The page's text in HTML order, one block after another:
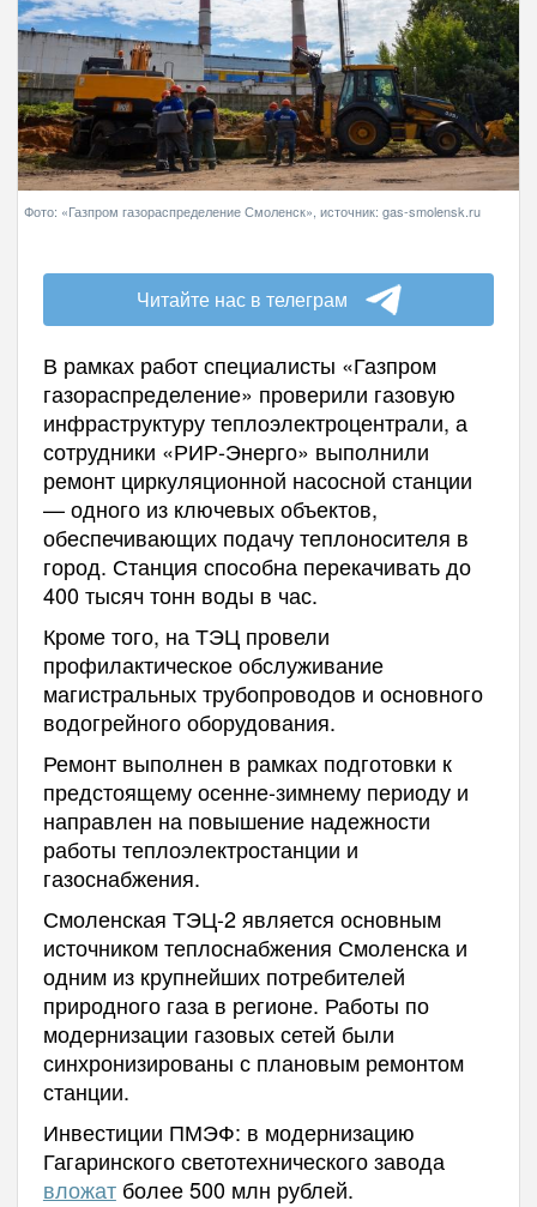
Фото: «Газпром газораспределение Смоленск», источник: gas-smolensk.ru
Читайте нас в телеграм
В рамках работ специалисты «Газпром
газораспределение» проверили газовую
инфраструктуру теплоэлектроцентрали, а
сотрудники «РИР-Энерго» выполнили
ремонт циркуляционной насосной станции
— одного из ключевых объектов,
обеспечивающих подачу теплоносителя в
город. Станция способна перекачивать до
400 тысяч тонн воды в час.
Кроме того, на ТЭЦ провели
профилактическое обслуживание
магистральных трубопроводов и основного
водогрейного оборудования.
Ремонт выполнен в рамках подготовки к
предстоящему осенне-зимнему периоду и
направлен на повышение надежности
работы теплоэлектростанции и
газоснабжения.
Смоленская ТЭЦ-2 является основным
источником теплоснабжения Смоленска и
одним из крупнейших потребителей
природного газа в регионе. Работы по
модернизации газовых сетей были
синхронизированы с плановым ремонтом
станции.
Инвестиции ПМЭФ: в модернизацию
Гагаринского светотехнического завода
вложатболее 500 млн рублей.